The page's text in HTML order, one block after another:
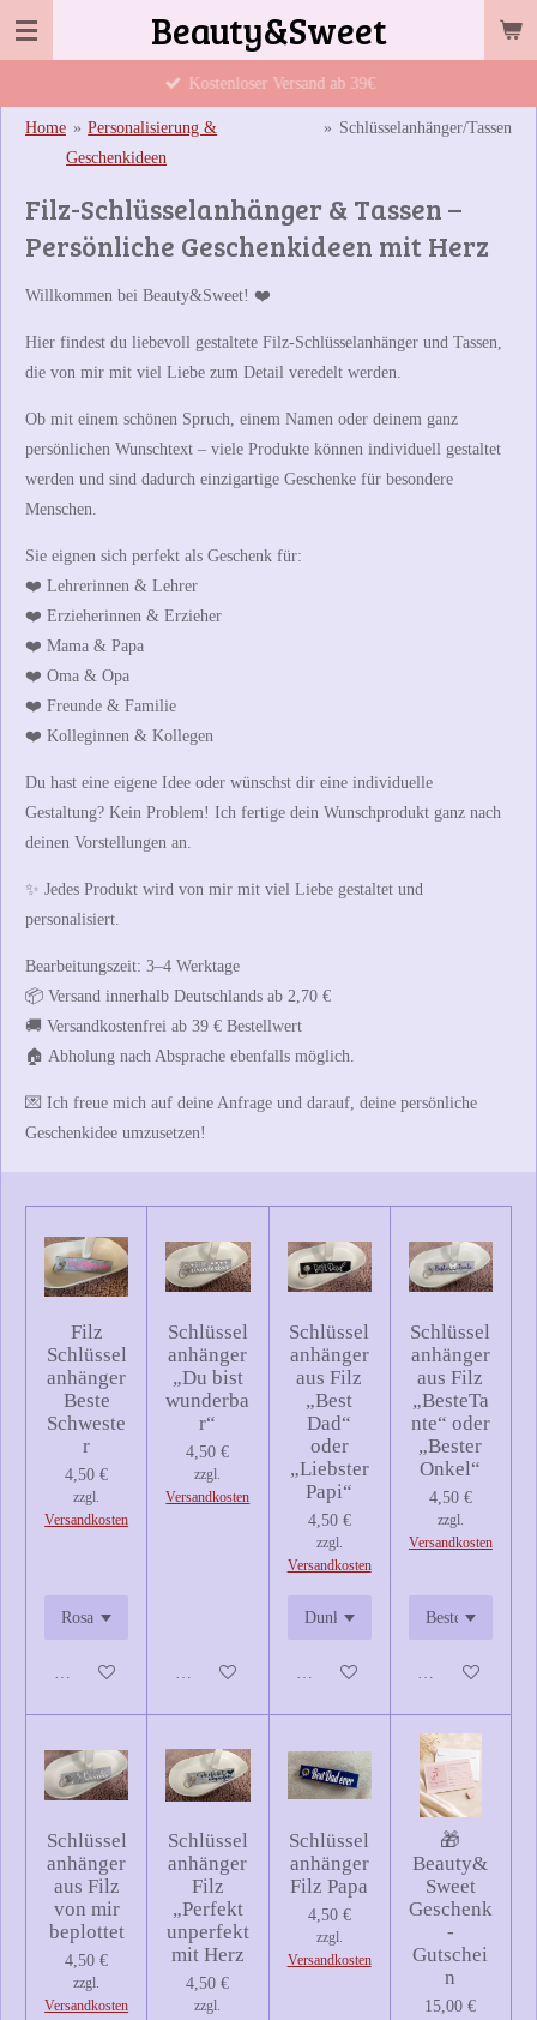
Zum
Beauty&Sweet
Kostenloser Versand ab 39€
Home » Personalisierung &
Geschenkideen
» Schlüsselanhänger/Tassen
Filz-Schlüsselanhänger & Tassen –
Persönliche Geschenkideen mit Herz
Willkommen bei Beauty&Sweet! ❤️
Hier findest du liebevoll gestaltete Filz-Schlüsselanhänger und Tassen,
die von mir mit viel Liebe zum Detail veredelt werden.
Ob mit einem schönen Spruch, einem Namen oder deinem ganz
persönlichen Wunschtext – viele Produkte können individuell gestaltet
werden und sind dadurch einzigartige Geschenke für besondere
Menschen.
Sie eignen sich perfekt als Geschenk für:
❤️ Lehrerinnen & Lehrer
❤️ Erzieherinnen & Erzieher
❤️ Mama & Papa
❤️ Oma & Opa
❤️ Freunde & Familie
❤️ Kolleginnen & Kollegen
Du hast eine eigene Idee oder wünschst dir eine individuelle
Gestaltung? Kein Problem! Ich fertige dein Wunschprodukt ganz nach
deinen Vorstellungen an.
✨ Jedes Produkt wird von mir mit viel Liebe gestaltet und
personalisiert.
Bearbeitungszeit: 3–4 Werktage
📦 Versand innerhalb Deutschlands ab 2,70 €
🚚 Versandkostenfrei ab 39 € Bestellwert
🏠 Abholung nach Absprache ebenfalls möglich.
💌 Ich freue mich auf deine Anfrage und darauf, deine persönliche
Geschenkidee umzusetzen!
Filz
Schlüssel
anhänger
Beste
Schweste
r
4,50 €
zzgl.
Versandkosten
In den Warenkorb
Schlüssel
anhänger
„Du bist
wunderba
r“
4,50 €
zzgl.
Versandkosten
In den Warenkorb
Schlüssel
anhänger
aus Filz
„Best
Dad“
oder
„Liebster
Papi“
4,50 €
zzgl.
Versandkosten
In den Warenkorb
Schlüssel
anhänger
aus Filz
„BesteTa
nte“ oder
„Bester
Onkel“
4,50 €
zzgl.
Versandkosten
In den
Schlüssel
anhänger
aus Filz
von mir
beplottet
4,50 €
zzgl.
Versandkosten
Schlüssel
anhänger
Filz
„Perfekt
unperfekt
mit Herz
4,50 €
zzgl.
Schlüssel
anhänger
Filz Papa
4,50 €
zzgl.
Versandkosten
🎁
Beauty&
Sweet
Geschenk
-
Gutschei
n
15,00 €